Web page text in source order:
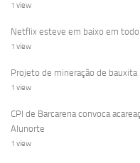
1 view
Netflix esteve em baixo em
1 view
Projeto de mineração de
1 view
CPI de Barcarena convoca
Alunorte
1 view